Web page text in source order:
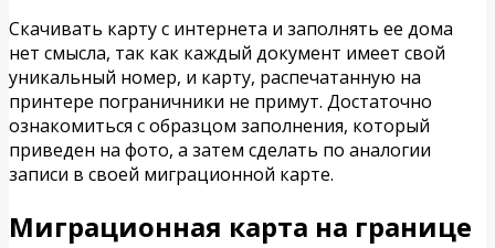
Скачивать карту с интернета и заполнять ее дома
нет смысла, так как каждый документ имеет свой
уникальный номер, и карту, распечатанную на
принтере пограничники не примут. Достаточно
ознакомиться с образцом заполнения, который
приведен на фото, а затем сделать по аналогии
записи в своей миграционной карте.
Миграционная карта на границе